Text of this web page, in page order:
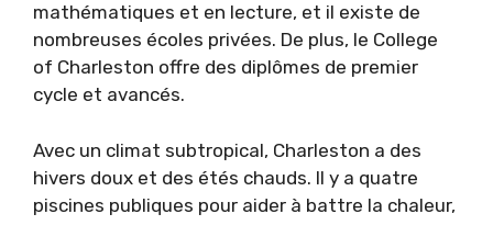
mathématiques et en lecture, et il existe de
nombreuses écoles privées. De plus, le College
of Charleston offre des diplômes de premier
cycle et avancés.
Avec un climat subtropical, Charleston a des
hivers doux et des étés chauds. Il y a quatre
piscines publiques pour aider à battre la chaleur,